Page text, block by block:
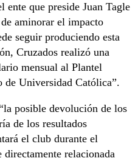
ente que preside Juan Tagle
aminorar el impacto
seguir produciendo esta
Cruzados realizó una
mensual al Plantel
de Universidad Católica”.
posible devolución de los
de los resultados
el club durante el
directamente relacionada